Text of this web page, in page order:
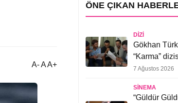
A- A A+
ÖNE ÇIKAN
DIZI
Gökhan
“Karma”
7 Ağustos 2026
SINEMA
“Güldür